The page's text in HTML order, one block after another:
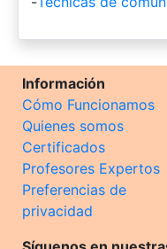
Información
Cómo Funcionamos
Quienes somos
Certificados
Profesores Expertos
Preferencias de
privacidad